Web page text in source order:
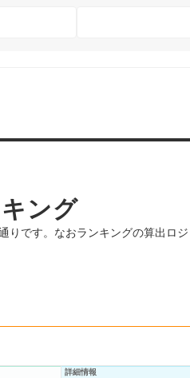
ング
です。なおランキングの算出ロジ
詳細情報